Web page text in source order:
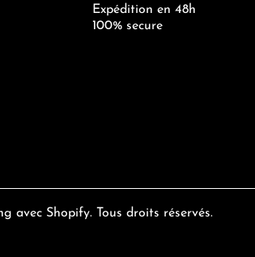
Expédition en 48h
100% secure
avec Shopify. Tous droits réservés.